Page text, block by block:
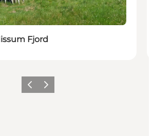
Fjord
ZurückWeiter